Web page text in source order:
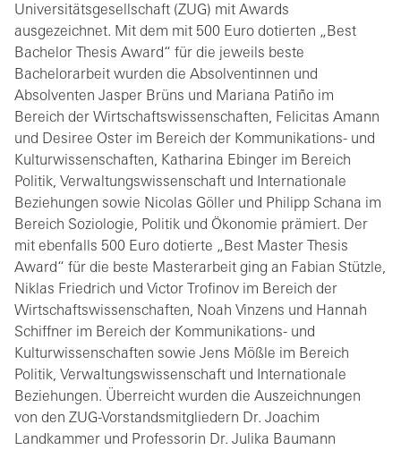
Universitätsgesellschaft (ZUG) mit Awards
ausgezeichnet. Mit dem mit 500 Euro dotierten „Best
Bachelor Thesis Award“ für die jeweils beste
Bachelorarbeit wurden die Absolventinnen und
Absolventen Jasper Brüns und Mariana Patiño im
Bereich der Wirtschaftswissenschaften, Felicitas Amann
und Desiree Oster im Bereich der Kommunikations- und
Kulturwissenschaften, Katharina Ebinger im Bereich
Politik, Verwaltungswissenschaft und Internationale
Beziehungen sowie Nicolas Göller und Philipp Schana im
Bereich Soziologie, Politik und Ökonomie prämiert. Der
mit ebenfalls 500 Euro dotierte „Best Master Thesis
Award“ für die beste Masterarbeit ging an Fabian Stützle,
Niklas Friedrich und Victor Trofinov im Bereich der
Wirtschaftswissenschaften, Noah Vinzens und Hannah
Schiffner im Bereich der Kommunikations- und
Kulturwissenschaften sowie Jens Mößle im Bereich
Politik, Verwaltungswissenschaft und Internationale
Beziehungen. Überreicht wurden die Auszeichnungen
von den ZUG-Vorstandsmitgliedern Dr. Joachim
Landkammer und Professorin Dr. Julika Baumann